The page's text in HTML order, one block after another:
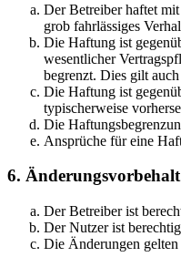
Der Betreiber haftet
grob fahrlässiges
Die Haftung ist
wesentlicher
begrenzt. Dies gilt
Die Haftung ist
typischerweise
Die
Ansprüche für eine
6. Änderungsvorbehalt
Der Betreiber ist
Der Nutzer ist
Die Änderungen